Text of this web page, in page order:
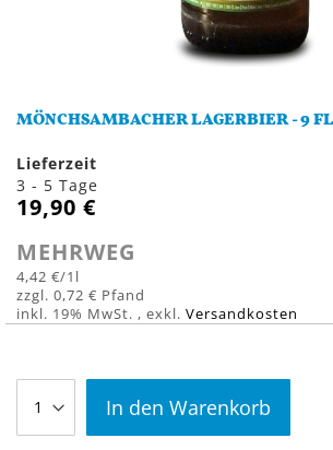
MÖNCHSAMBACHER LAGERBIER - 9
Lieferzeit
3 - 5 Tage
19,90 €
MEHRWEG
4,42 €/1l
0,72 €
inkl. 19% MwSt. , exkl. Versandkosten
In den Warenkorb
der
springen